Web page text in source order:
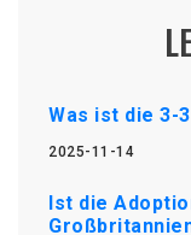
Was ist die 3-
2025-11-14
Ist die